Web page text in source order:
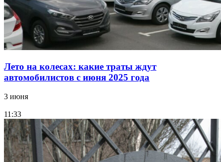
Лето на колесах: какие траты ждут
автомобилистов с июня 2025 года
3 июня
11:33